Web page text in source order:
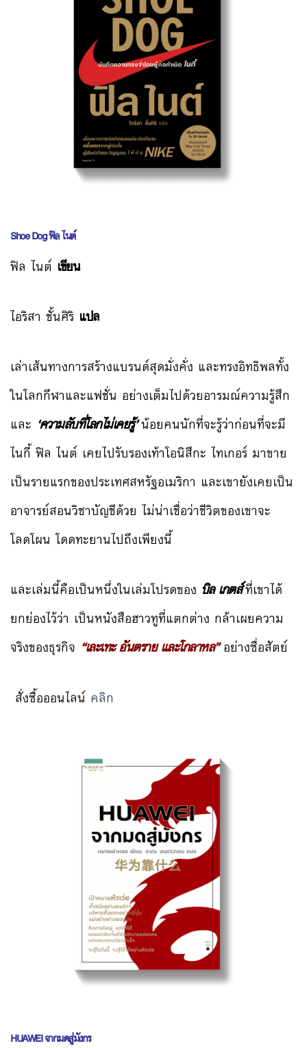
Shoe Dogฟิล ไนต์
ฟิล ไนต์ เขียน
ไอริสา ชั้นศิริ แปล
เล่าเส้นทางการสร้างแบรนด์สุดมั่งคั่ง และทรงอิทธิพลทั้ง
ในโลกกีฬาและแฟชั่น อย่างเต็มไปด้วยอารมณ์ความรู้สึก
และ ‘ความลับที่โลกไม่เคยรู้’น้อยคนนักที่จะรู้ว่าก่อนที่จะมี
ไนกี้ ฟิล ไนต์ เคยไปรับรองเท้าโอนิสึกะ ไทเกอร์ มาขาย
เป็นรายแรกของประเทศสหรัฐอเมริกา และเขายังเคยเป็น
อาจารย์สอนวิชาบัญชีด้วย ไม่น่าเชื่อว่าชีวิตของเขาจะ
โลดโผน โดดทะยานไปถึงเพียงนี้
และเล่มนี้คือเป็นหนึ่งในเล่มโปรดของ บิล เกตส์ที่เขาได้
ยกย่องไว้ว่า เป็นหนังสือฮาวทูที่แตกต่าง กล้าเผยความ
จริงของธุรกิจ “เละเทะ อันตราย และโกลาหล”อย่างซื่อสัตย์
สั่งซื้อออนไลน์ คลิก
HUAWEIจากมดสู่มังกร